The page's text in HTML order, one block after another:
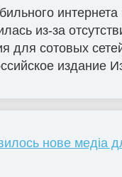
интернета
из-за
для сотовых
издание
нове медіа